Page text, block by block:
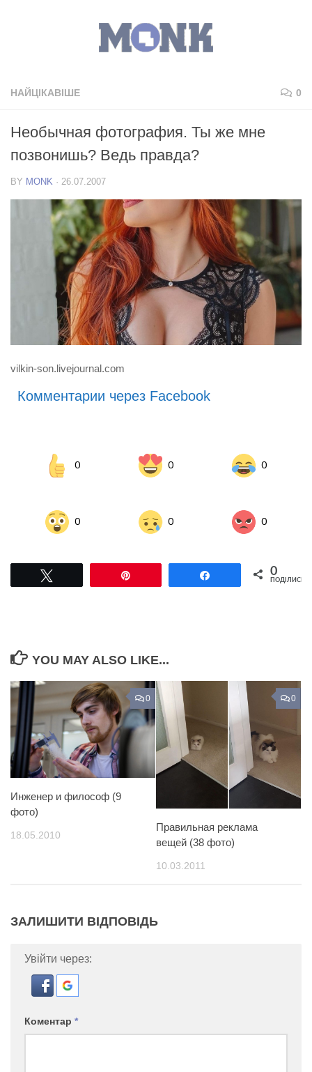
НАЙЦІКАВІШЕ 0
Необычная фотография. Ты же мне
позвонишь? Ведь правда?
BY MONK · 26.07.2007
vilkin-son.livejournal.com
Комментарии через Facebook
0 0 0
0 0 0
Поділитися0
ПОДІЛИСЬ
YOU MAY ALSO LIKE...
0
Инженер и философ (9
фото)
18.05.2010
0
Правильная реклама
вещей (38 фото)
10.03.2011
ЗАЛИШИТИ ВІДПОВІДЬ
Увійти через:
Коментар *